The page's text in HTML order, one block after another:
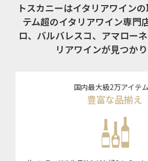
トスカニーはイタリアワイン
テム超のイタリアワイン専門店
ロ、バルバレスコ、アマロー
リアワインが見つかり
国内最大級2万アイテ
豊富な品揃え